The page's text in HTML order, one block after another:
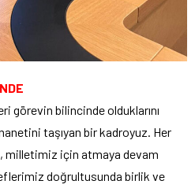
görevin bilincinde olduklarını
taşıyan bir kadroyuz. Her
milletimiz için atmaya devam
doğrultusunda birlik ve